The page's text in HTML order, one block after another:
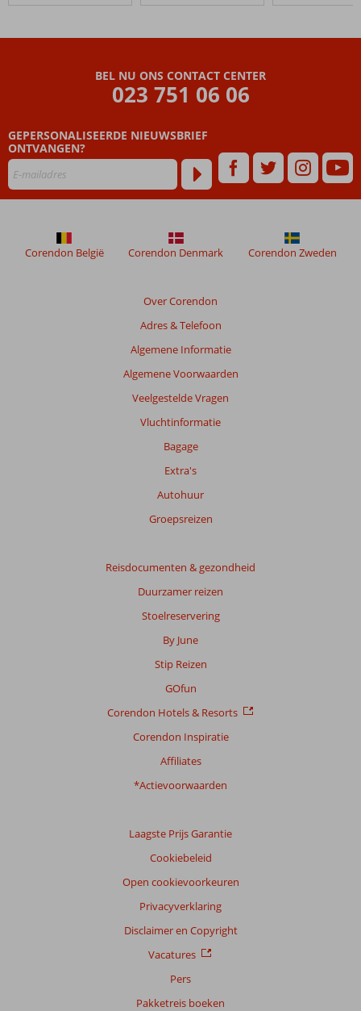
BEL NU ONS CONTACT CENTER
023 751 06 06
GEPERSONALISEERDE NIEUWSBRIEF
ONTVANGEN?
Over Corendon
Adres & Telefoon
Algemene Informatie
Algemene Voorwaarden
Veelgestelde Vragen
Vluchtinformatie
Bagage
Extra's
Autohuur
Groepsreizen
Reisdocumenten & gezondheid
Duurzamer reizen
Stoelreservering
By June
Stip Reizen
GOfun
Corendon Hotels & Resorts
Corendon Inspiratie
Affiliates
*Actievoorwaarden
Laagste Prijs Garantie
Cookiebeleid
Open cookievoorkeuren
Privacyverklaring
Disclaimer en Copyright
Vacatures
Pers
Pakketreis boeken
Corendon België Corendon Denmark Corendon Zweden